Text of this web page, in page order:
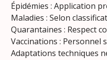
Épidémies : Application
Maladies : Selon
Quarantaines : Respect
Vaccinations : Personnel
Adaptations techniques